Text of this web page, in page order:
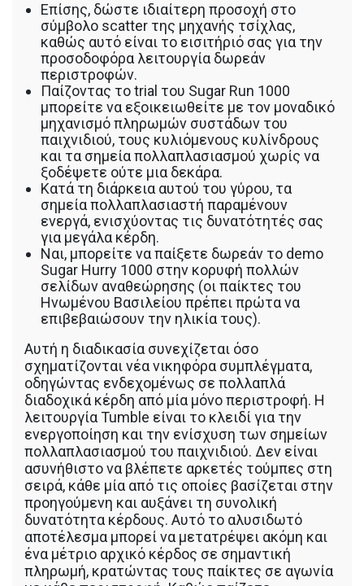
Επίσης, δώστε ιδιαίτερη προσοχή στο
σύμβολο scatter της μηχανής τσίχλας,
καθώς αυτό είναι το εισιτήριό σας για την
προσοδοφόρα λειτουργία δωρεάν
περιστροφών.
Παίζοντας το trial του Sugar Run 1000
μπορείτε να εξοικειωθείτε με τον μοναδικό
μηχανισμό πληρωμών συστάδων του
παιχνιδιού, τους κυλιόμενους κυλίνδρους
και τα σημεία πολλαπλασιασμού χωρίς να
ξοδέψετε ούτε μια δεκάρα.
Κατά τη διάρκεια αυτού του γύρου, τα
σημεία πολλαπλασιαστή παραμένουν
ενεργά, ενισχύοντας τις δυνατότητές σας
για μεγάλα κέρδη.
Ναι, μπορείτε να παίξετε δωρεάν το demo
Sugar Hurry 1000 στην κορυφή πολλών
σελίδων αναθεώρησης (οι παίκτες του
Ηνωμένου Βασιλείου πρέπει πρώτα να
επιβεβαιώσουν την ηλικία τους).
Αυτή η διαδικασία συνεχίζεται όσο
σχηματίζονται νέα νικηφόρα συμπλέγματα,
οδηγώντας ενδεχομένως σε πολλαπλά
διαδοχικά κέρδη από μία μόνο περιστροφή. Η
λειτουργία Tumble είναι το κλειδί για την
ενεργοποίηση και την ενίσχυση των σημείων
πολλαπλασιασμού του παιχνιδιού. Δεν είναι
ασυνήθιστο να βλέπετε αρκετές τούμπες στη
σειρά, κάθε μία από τις οποίες βασίζεται στην
προηγούμενη και αυξάνει τη συνολική
δυνατότητα κέρδους. Αυτό το αλυσιδωτό
αποτέλεσμα μπορεί να μετατρέψει ακόμη και
ένα μέτριο αρχικό κέρδος σε σημαντική
πληρωμή, κρατώντας τους παίκτες σε αγωνία